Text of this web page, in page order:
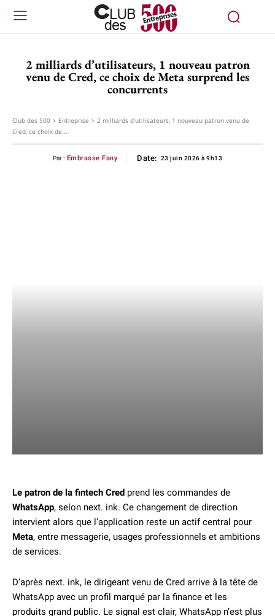
2 milliards d’utilisateurs, 1 nouveau patron
venu de Cred, ce choix de Meta surprend les
concurrents
Club des 500 Entreprise
2 milliards d'utilisateurs, 1 nouveau patron venu de
Cred, ce choix de...
Par : Embrasse Fany Date: 23 juin 2026 à 9h13
Le patron de la fintech Cred prend les commandes de
WhatsApp, selon next. ink. Ce changement de direction
intervient alors que l’application reste un actif central pour
Meta, entre messagerie, usages professionnels et ambitions
de services.
D’après next. ink, le dirigeant venu de Cred arrive à la tête de
WhatsApp avec un profil marqué par la finance et les
produits grand public. Le signal est clair, WhatsApp n’est plus